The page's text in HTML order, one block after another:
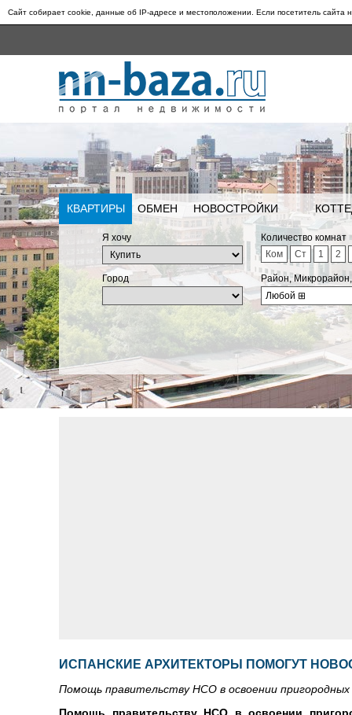
Сайт собирает cookie, данные об IP-адресе и местоположении. Если посетитель сайта
КВАРТИРЫ ОБМЕН НОВОСТРОЙКИ
Я хочу
Количество комнат
Ком
Ст 1 2
Город
Район,
Любой ⊞
ИСПАНСКИЕ АРХИТЕКТОРЫ ПОМОГУТ
Помощь правительству НСО в освоении